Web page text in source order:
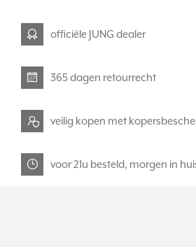
officiële JUNG dealer
365 dagen retourrecht
veilig kopen met
voor 21u besteld, morgen in